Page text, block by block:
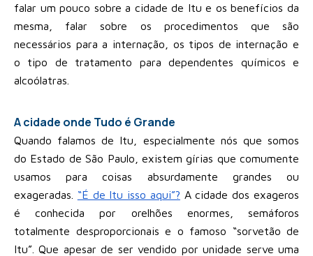
falar um pouco sobre a cidade de Itu e os benefícios da
mesma, falar sobre os procedimentos que são
necessários para a internação, os tipos de internação e
o tipo de tratamento para dependentes químicos e
alcoólatras.
A cidade onde Tudo é Grande
Quando falamos de Itu, especialmente nós que somos
do Estado de São Paulo, existem gírias que comumente
usamos para coisas absurdamente grandes ou
exageradas. “É de Itu isso aqui”? A cidade dos exageros
é conhecida por orelhões enormes, semáforos
totalmente desproporcionais e o famoso “sorvetão de
Itu”. Que apesar de ser vendido por unidade serve uma